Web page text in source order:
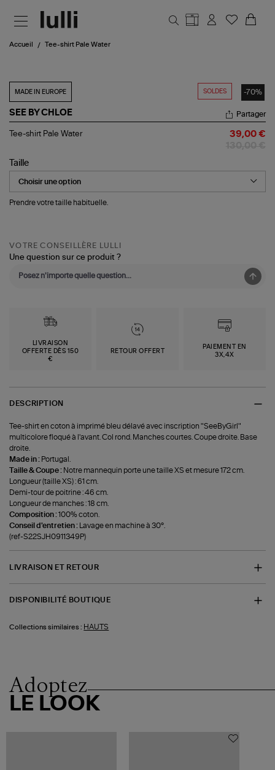
Accueil Tee-shirt Pale Water
SOLDES -70%
MADE IN EUROPE
SEE BY CHLOE
Tee-
Water
Partager
Tee-shirt Pale Water 39,00 €
Taille
Prendre votre taille habituelle.
VOTRE CONSEILLÈRE LULLI
Une question sur ce produit ?
LIVRAISON
OFFERTE DÈS 150
€
RETOUR OFFERT
PAIEMENT EN
3X,4X
DESCRIPTION
Tee-shirt en coton à imprimé bleu délavé avec inscription "SeeByGirl"
multicolore floqué à l'avant. Col rond. Manches courtes. Coupe droite. Base
droite.
Made in : Portugal.
Taille & Coupe : Notre mannequin porte une taille XS et mesure 172 cm.
Longueur (taille XS) : 61 cm.
Demi-tour de poitrine : 46 cm.
Longueur de manches : 18 cm.
Composition :100% coton.
Conseil d'entretien :
Lavage en machine à 30°.
(ref-S22SJH0911349P)
LIVRAISON ET RETOUR
DISPONIBILITÉ BOUTIQUE
Collections similaires : HAUTS
Adoptez
LE LOOK